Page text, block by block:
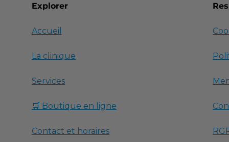
Explorer
Accueil
La clinique
Services
🛒 Boutique en ligne
Contact et horaires